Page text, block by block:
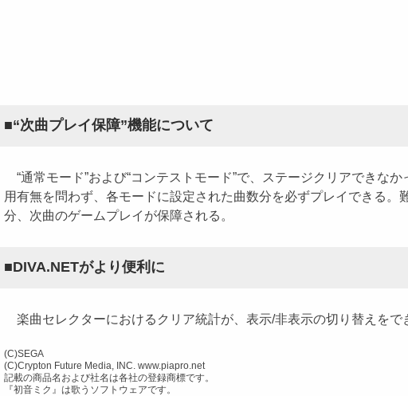
■“次曲プレイ保障”機能について
“通常モード”および“コンテストモード”で、ステージクリアできな
用有無を問わず、各モードに設定された曲数分を必ずプレイできる
分、次曲のゲームプレイが保障される。
■DIVA.NETがより便利に
楽曲セレクターにおけるクリア統計が、表示/非表示の切り替えをで
(C)SEGA
(C)Crypton Future Media, INC. www.piapro.net
記載の商品名および社名は各社の登録商標です。
『初音ミク』は歌うソフトウェアです。